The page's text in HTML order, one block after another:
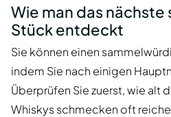
Wie man das
Stück entdeckt
Sie können einen
indem Sie nach einigen
Überprüfen Sie zuerst, wie alt
Whiskys schmecken oft